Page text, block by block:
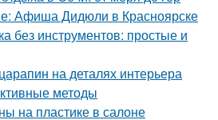
Афиша Дидюли в Красноярске
без инструментов: простые и
на деталях интерьера
методы
на пластике в салоне